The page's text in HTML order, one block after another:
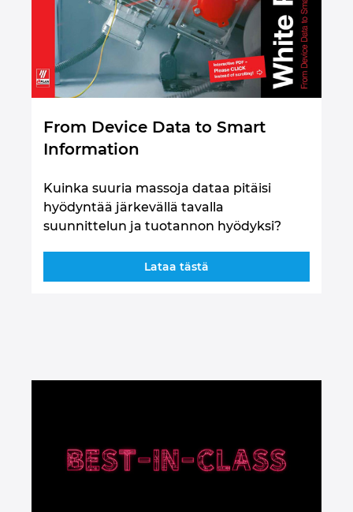
From Device Data to Smart
Information
Kuinka suuria massoja dataa pitäisi
hyödyntää järkevällä tavalla
suunnittelun ja tuotannon hyödyksi?
Lataa tästä
Portugali
Puola
Romania
Ruotsi
Saksa